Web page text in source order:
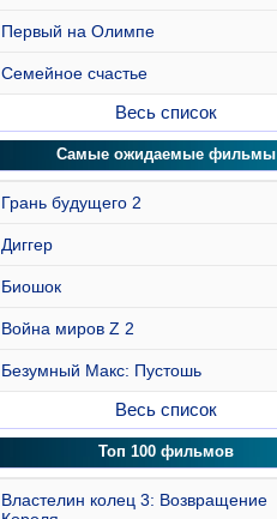
Первый на Олимпе
Семейное счастье
Весь список
Самые ожидаемые фильмы
Грань будущего 2
Диггер
Биошок
Война миров Z 2
Безумный Макс: Пустошь
Весь список
Топ 100 фильмов
Властелин колец 3: Возвращение